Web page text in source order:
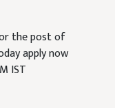
the post of
apply now
IST